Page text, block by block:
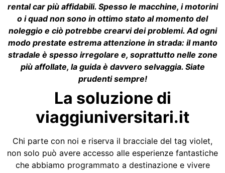
rental car più affidabili. Spesso le macchine, i motorini
o i quad non sono in ottimo stato al momento del
noleggio e ciò potrebbe crearvi dei problemi. Ad ogni
modo prestate estrema attenzione in strada: il manto
stradale è spesso irregolare e, soprattutto nelle zone
più affollate, la guida è davvero selvaggia. Siate
prudenti sempre!
La soluzione di
viaggiuniversitari.it
Chi parte con noi e riserva il bracciale del tag violet,
non solo può avere accesso alle esperienze fantastiche
che abbiamo programmato a destinazione e vivere